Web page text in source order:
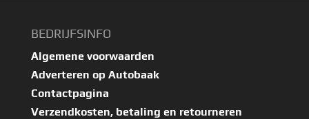
BEDRIJFSINFO
Algemene voorwaarden
Adverteren op Autobaak
Contactpagina
Verzendkosten, betaling en retourneren